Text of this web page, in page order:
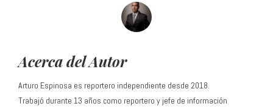
Acerca del Autor
Arturo Espinosa es reportero independiente desde 2018.
Trabajó durante 13 años como reportero y jefe de información